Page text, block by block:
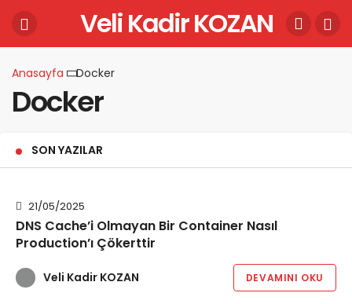
Veli Kadir KOZAN
Anasayfa Docker
Docker
SON YAZILAR
21/05/2025
DNS Cache’i Olmayan Bir Container Nasıl
Production’ı Çökerttir
Veli Kadir KOZAN DEVAMINI OKU